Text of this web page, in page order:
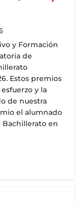
y Formación
de
Estos premios
y la
de nuestra
el alumnado
Bachillerato en